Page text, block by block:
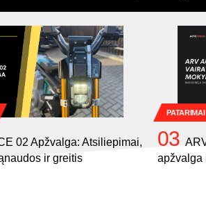
02 Apžvalga: Atsiliepimai,
ir greitis
PATARIMAI
apžvalga